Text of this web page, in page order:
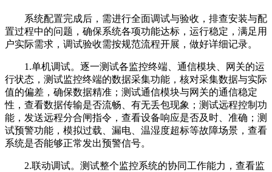
系统配置完成后，需进行全面调试与验收，排查安装与配
置过程中的问题，确保系统各项功能达标，运行稳定，满足用
户实际需求，调试验收需按规范流程开展，做好详细记录。
1.单机调试。逐一测试各监控终端、通信模块、网关的运
行状态，测试监控终端的数据采集功能，核对采集数据与实际
值的偏差，确保数据精准；测试通信模块与网关的通信稳定
性，查看数据传输是否流畅、有无丢包现象；测试远程控制功
能，发送远程分合闸指令，查看设备响应是否及时、准确；测
试预警功能，模拟过载、漏电、温湿度超标等故障场景，查看
系统是否能够正常发出预警信号。
2.联动调试。测试整个监控系统的协同工作能力，查看监